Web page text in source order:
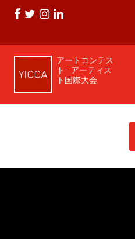
アートコンテス
ト- アーティス
ト国際大会